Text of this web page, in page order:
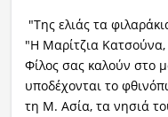
"Της ελιάς τα
"Η Μαρίτζια
Φίλος σας καλούν στο
υποδέχονται το
τη Μ. Ασία, τα νησιά